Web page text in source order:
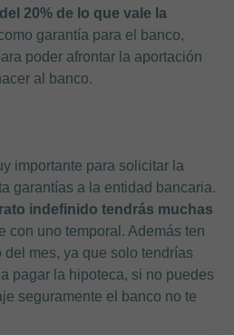
20% de lo que vale la
garantía para el banco,
poder afrontar la aportación
al banco.
importante para solicitar la
garantías a la entidad bancaria.
indefinido tendrás muchas
con uno temporal. Además ten
del mes, ya que solo tendrías
pagar la hipoteca, si no puedes
seguramente el banco no te